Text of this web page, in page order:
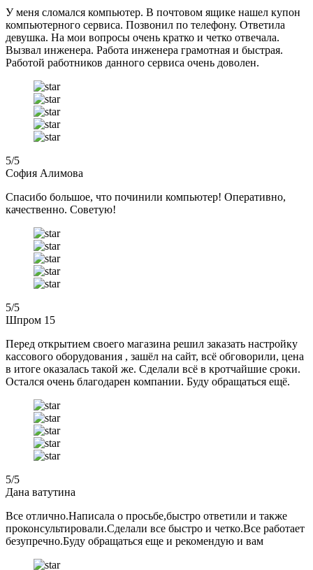
У меня сломался компьютер. В почтовом ящике нашел купон
компьютерного сервиса. Позвонил по телефону. Ответила
девушка. На мои вопросы очень кратко и четко отвечала.
Вызвал инженера. Работа инженера грамотная и быстрая.
Работой работников данного сервиса очень доволен.
5/5
София Алимова
Спасибо большое, что починили компьютер! Оперативно,
качественно. Советую!
5/5
Шпром 15
Перед открытием своего магазина решил заказать настройку
кассового оборудования , зашёл на сайт, всё обговорили, цена
в итоге оказалась такой же. Сделали всё в кротчайшие сроки.
Остался очень благодарен компании. Буду обращаться ещё.
5/5
Дана ватутина
Все отлично.Написала о просьбе,быстро ответили и также
проконсультировали.Сделали все быстро и четко.Все работает
безупречно.Буду обращаться еще и рекомендую и вам